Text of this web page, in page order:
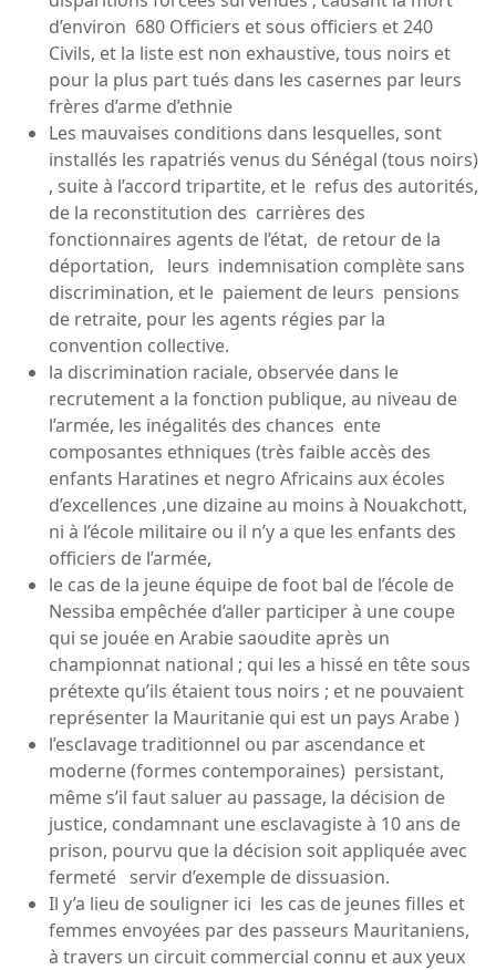
d’environ 680 Officiers et sous officiers et 240
Civils, et la liste est non exhaustive, tous noirs et
pour la plus part tués dans les casernes par leurs
frères d’arme d’ethnie
Les mauvaises conditions dans lesquelles, sont
installés les rapatriés venus du Sénégal (tous noirs)
, suite à l’accord tripartite, et le refus des autorités,
de la reconstitution des carrières des
fonctionnaires agents de l’état, de retour de la
déportation, leurs indemnisation complète sans
discrimination, et le paiement de leurs pensions
de retraite, pour les agents régies par la
convention collective.
la discrimination raciale, observée dans le
recrutement a la fonction publique, au niveau de
l’armée, les inégalités des chances ente
composantes ethniques (très faible accès des
enfants Haratines et negro Africains aux écoles
d’excellences ,une dizaine au moins à Nouakchott,
ni à l’école militaire ou il n’y a que les enfants des
officiers de l’armée,
le cas de la jeune équipe de foot bal de l’école de
Nessiba empêchée d’aller participer à une coupe
qui se jouée en Arabie saoudite après un
championnat national ; qui les a hissé en tête sous
prétexte qu’ils étaient tous noirs ; et ne pouvaient
représenter la Mauritanie qui est un pays Arabe )
l’esclavage traditionnel ou par ascendance et
moderne (formes contemporaines) persistant,
même s’il faut saluer au passage, la décision de
justice, condamnant une esclavagiste à 10 ans de
prison, pourvu que la décision soit appliquée avec
fermeté servir d’exemple de dissuasion.
Il y’a lieu de souligner ici les cas de jeunes filles et
femmes envoyées par des passeurs Mauritaniens,
à travers un circuit commercial connu et aux yeux